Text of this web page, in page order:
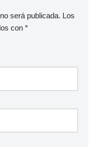
será publicada. Los
con *